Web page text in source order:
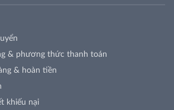
& phương thức thanh toán
& hoàn tiền
khiếu nại